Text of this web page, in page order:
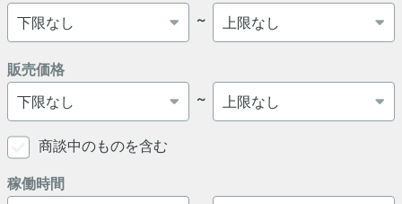
～
販売価格
～
商談中のものを含む
稼働時間